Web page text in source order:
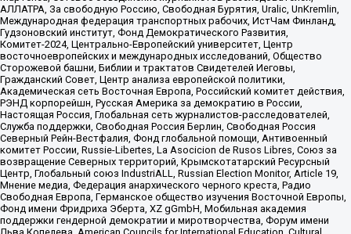
АЛЛАТРА, За свободную Россию, Свободная Бурятия, Uralic, UnKremlin,
Международная федерация транспортных рабочих, ИстЧам Финланд,
Гудзоновский институт, Фонд Демократического Развития,
Комитет-2024, Центрально-Европейский университет, Центр
восточноевропейских и международных исследований, Общество
Сторожевой башни, Библии и трактатов Свидетелей Иеговы,
Гражданский Совет, Центр анализа европейской политики,
Академическая сеть Восточная Европа, Российский комитет действия,
РЭНД корпорейшн, Русская Америка за демократию в России,
Настоящая Россия, Глобальная сеть журналистов-расследователей,
Служба поддержки, Свободная Россия Берлин, Свободная Россия
Северный Рейн-Вестфалия, Фонд глобальной помощи, Антивоенный
комитет России, Russie-Libertes, La Asocicion de Rusos Libres, Союз за
возвращение Северных территорий, Крымскотатарский Ресурсный
Центр, Глобальный союз IndustriALL, Russian Election Monitor, Article 19,
Мнение медиа, Федерация анархического черного креста, Радио
Свободная Европа, Германское общество изучения Восточной Европы,
Фонд имени Фридриха Эберта, XZ gGmbH, Мобильная академия
поддержки гендерной демократии и миротворчества, Форум имени